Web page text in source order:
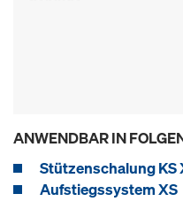
ANWENDBAR IN
Stützenschalung KS
Aufstiegssystem XS